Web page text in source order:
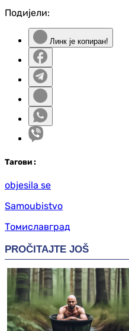
Подијели:
Линк је копиран!
Тагови :
objesila se
Samoubistvo
Томиславград